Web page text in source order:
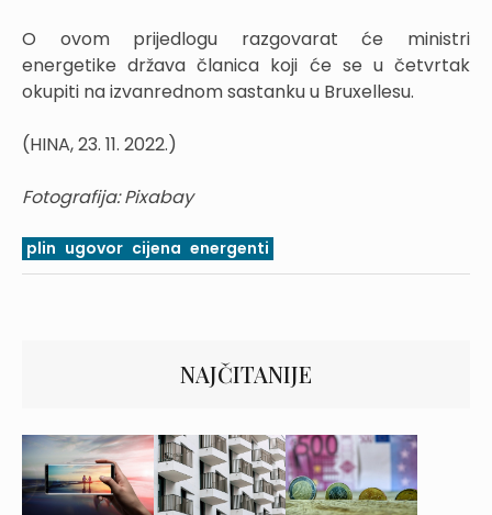
O ovom prijedlogu razgovarat će ministri
energetike država članica koji će se u četvrtak
okupiti na izvanrednom sastanku u Bruxellesu.
(HINA, 23. 11. 2022.)
Fotografija: Pixabay
plin ugovor cijena energenti
NAJČITANIJE